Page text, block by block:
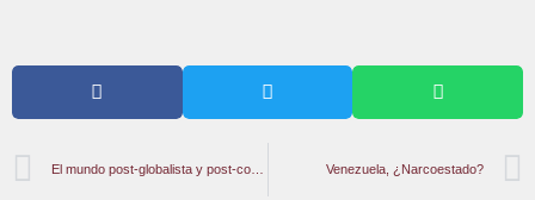
Venezuela, ¿Narcoestado?